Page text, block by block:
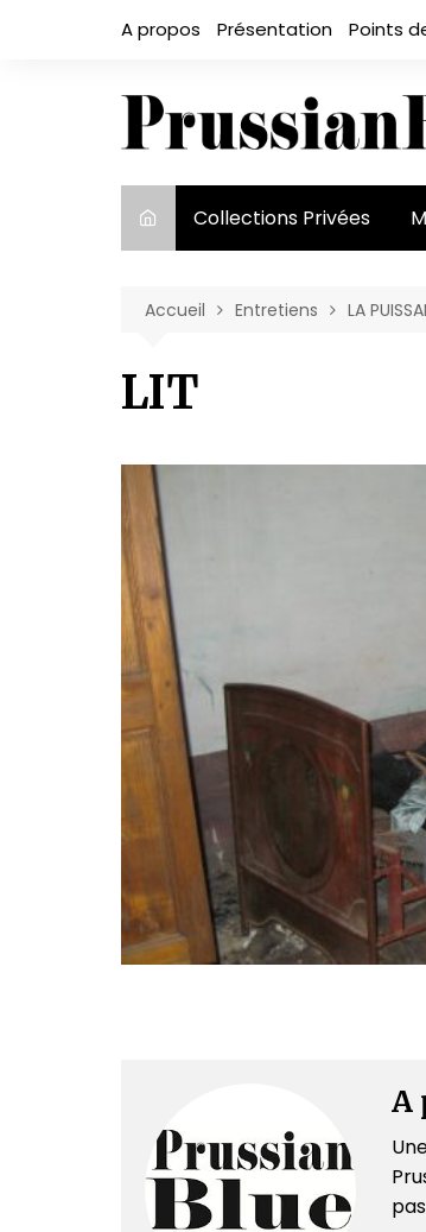
A propos Présentation Points
Collections Privées
Accueil Entretiens LA
LIT
A